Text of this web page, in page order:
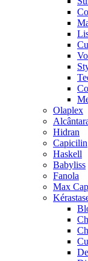
Olaplex
Hidran
Capicilin
Haskell
Babyliss
Fanola
Max